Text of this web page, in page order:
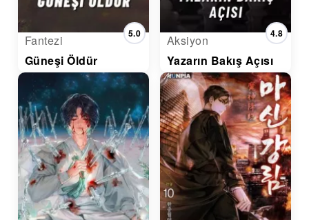
5.0
Fantezi
Güneşi Öldür
4.8
Aksiyon
Yazarın Bakış Açısı